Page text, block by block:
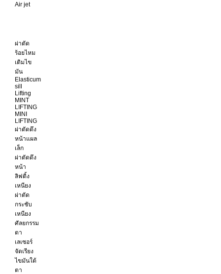
Air jet
ผ่าตัด
ร้อยไหม
เติมไข
มัน
Elasticum
sill
Lifting
MINT
LIFTING
MINI
LIFTING
ผ่าตัดดึง
หน้าแผล
เล็ก
ผ่าตัดดึง
หน้า
ลิฟติ้ง
เหนียง
ผ่าตัด
กระชับ
เหนียง
ศัลยกรรม
ตา
เลเซอร์
จัดเรียง
ไขมันใต้
ตา